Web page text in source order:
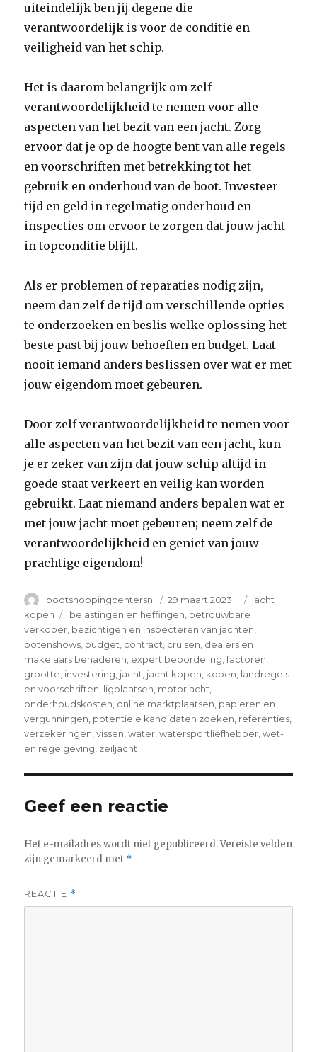
uiteindelijk ben jij degene die
verantwoordelijk is voor de conditie en
veiligheid van het schip.
Het is daarom belangrijk om zelf
verantwoordelijkheid te nemen voor alle
aspecten van het bezit van een jacht. Zorg
ervoor dat je op de hoogte bent van alle regels
en voorschriften met betrekking tot het
gebruik en onderhoud van de boot. Investeer
tijd en geld in regelmatig onderhoud en
inspecties om ervoor te zorgen dat jouw jacht
in topconditie blijft.
Als er problemen of reparaties nodig zijn,
neem dan zelf de tijd om verschillende opties
te onderzoeken en beslis welke oplossing het
beste past bij jouw behoeften en budget. Laat
nooit iemand anders beslissen over wat er met
jouw eigendom moet gebeuren.
Door zelf verantwoordelijkheid te nemen voor
alle aspecten van het bezit van een jacht, kun
je er zeker van zijn dat jouw schip altijd in
goede staat verkeert en veilig kan worden
gebruikt. Laat niemand anders bepalen wat er
met jouw jacht moet gebeuren; neem zelf de
verantwoordelijkheid en geniet van jouw
prachtige eigendom!
Author
bootshoppingcentersnl
Posted
on
29 maart 2023 Categories
jacht
kopen
Tags
belastingen en heffingen betrouwbare
verkoper bezichtigen en inspecteren van jachten
botenshows budget contract cruisen dealers en
makelaars benaderen expert beoordeling ,factoren
grootte investering jacht jacht kopen kopen landregels
en voorschriften ligplaatsen motorjacht
onderhoudskosten online marktplaatsen papieren en
vergunningen potentiële kandidaten zoeken referenties
verzekeringen ,vissen ,water ,watersportliefhebber ,wet-
en regelgeving zeiljacht
Geef een reactie
Het e-mailadres wordt niet gepubliceerd. Vereiste velden
zijn gemarkeerd met *
REACTIE *